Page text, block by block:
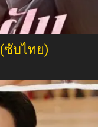
(ซับไทย)